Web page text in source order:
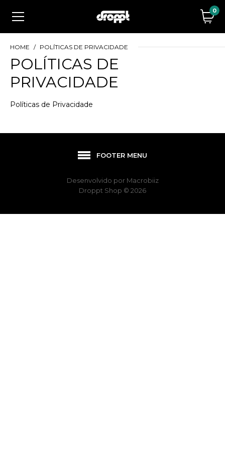
0
HOME POLÍTICAS DE PRIVACIDADE
POLÍTICAS DE
PRIVACIDADE
Políticas de Privacidade
FOOTER MENU
Desenvolvido por Macrobiiz
Droppt Shop © 2026